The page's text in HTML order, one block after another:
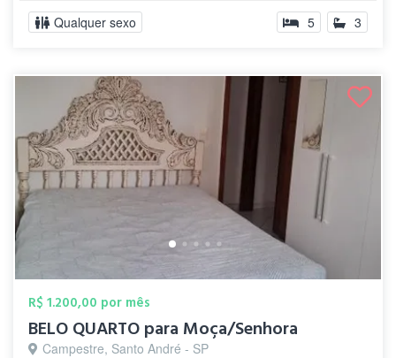
Qualquer sexo 5 3
R$ 1.200,00 por mês
BELO QUARTO para Moça/Senhora
Campestre, Santo André - SP